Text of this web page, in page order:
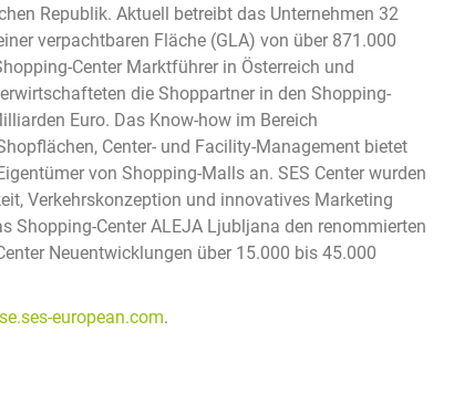
Republik. Aktuell betreibt das Unternehmen 32
verpachtbaren Fläche (GLA) von über 871.000
Center Marktführer in Österreich und
die Shoppartner in den Shopping-
Euro. Das Know-how im Bereich
Center- und Facility-Management bietet
von Shopping-Malls an. SES Center wurden
Verkehrskonzeption und innovatives Marketing
Center ALEJA Ljubljana den renommierten
Neuentwicklungen über 15.000 bis 45.000
european.com.